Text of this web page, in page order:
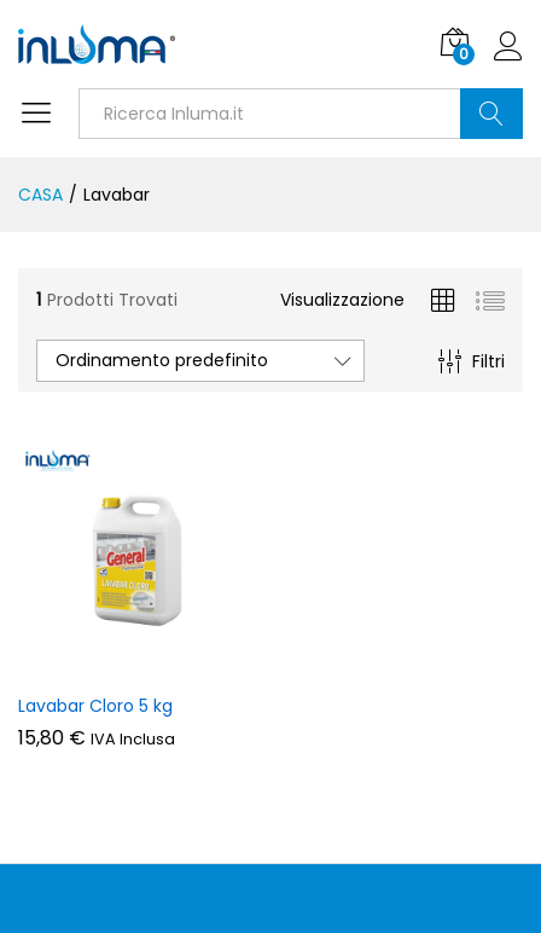
0
CASA / Lavabar
1 Prodotti Trovati Visualizzazione
Filtri
Ordinamento predefinito
Lavabar Cloro 5 kg
15,80 € IVA Inclusa